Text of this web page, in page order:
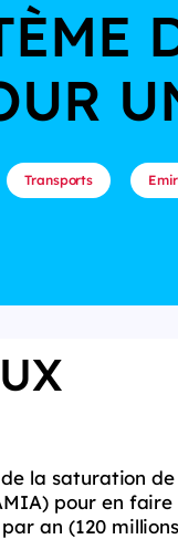
Transports
la saturation
pour en
an (120